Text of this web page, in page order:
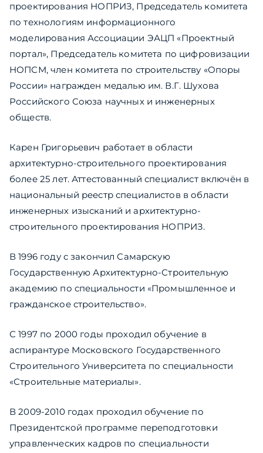
проектирования НОПРИЗ, Председатель комитета
по технологиям информационного
моделирования Ассоциации ЭАЦП «Проектный
портал», Председатель комитета по цифровизации
НОПСМ, член комитета по строительству «Опоры
России» награжден медалью им. В.Г. Шухова
Российского Союза научных и инженерных
обществ.
Карен Григорьевич работает в области
архитектурно-строительного проектирования
более 25 лет. Аттестованный специалист включён в
национальный реестр специалистов в области
инженерных изысканий и архитектурно-
строительного проектирования НОПРИЗ.
В 1996 году с закончил Самарскую
Государственную Архитектурно-Строительную
академию по специальности «Промышленное и
гражданское строительство».
С 1997 по 2000 годы проходил обучение в
аспирантуре Московского Государственного
Строительного Университета по специальности
«Строительные материалы».
В 2009-2010 годах проходил обучение по
Президентской программе переподготовки
управленческих кадров по специальности